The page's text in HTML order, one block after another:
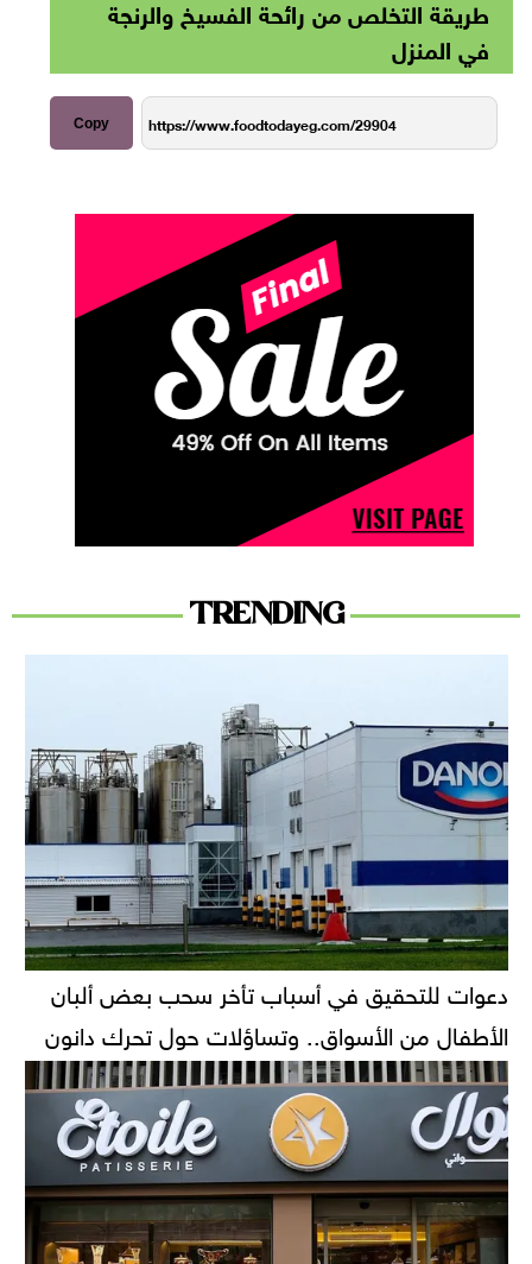
طريقة التخلص من رائحة الفسيخ والرنجة
في المنزل
Copy
TRENDING
دعوات للتحقيق في أسباب تأخر سحب بعض ألبان
الأطفال من الأسواق.. وتساؤلات حول تحرك دانون